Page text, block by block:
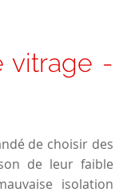
vitrage -
de choisir des
de leur faible
isolation